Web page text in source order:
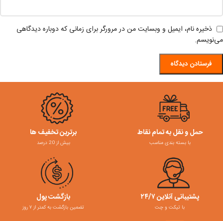
ذخیره نام، ایمیل و وبسایت من در مرورگر برای زمانی که دوباره دیدگاهی
می‌نویسم.
حمل و نقل به تمام نقاط
با بسته بندی مناسب
برترین تخفیف ها
بیش از 20 درصد
پشتیبانی آنلاین ۲۴/۷
با تیکت و چت
بازگشت پول
تضمین بازگشت به کمتر از ۷ روز